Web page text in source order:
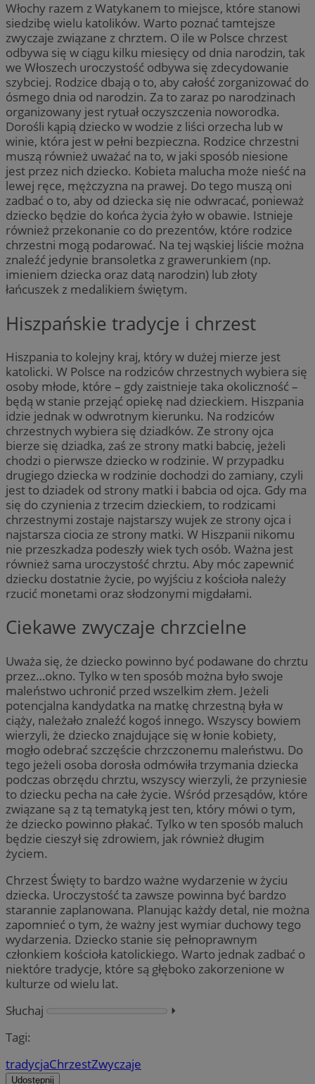
Włochy razem z Watykanem to miejsce, które stanowi
siedzibę wielu katolików. Warto poznać tamtejsze
zwyczaje związane z chrztem. O ile w Polsce chrzest
odbywa się w ciągu kilku miesięcy od dnia narodzin, tak
we Włoszech uroczystość odbywa się zdecydowanie
szybciej. Rodzice dbają o to, aby całość zorganizować do
ósmego dnia od narodzin. Za to zaraz po narodzinach
organizowany jest rytuał oczyszczenia noworodka.
Dorośli kąpią dziecko w wodzie z liści orzecha lub w
winie, która jest w pełni bezpieczna. Rodzice chrzestni
muszą również uważać na to, w jaki sposób niesione
jest przez nich dziecko. Kobieta malucha może nieść na
lewej ręce, mężczyzna na prawej. Do tego muszą oni
zadbać o to, aby od dziecka się nie odwracać, ponieważ
dziecko będzie do końca życia żyło w obawie. Istnieje
również przekonanie co do prezentów, które rodzice
chrzestni mogą podarować. Na tej wąskiej liście można
znaleźć jedynie bransoletka z grawerunkiem (np.
imieniem dziecka oraz datą narodzin) lub złoty
łańcuszek z medalikiem świętym.
Hiszpańskie tradycje i chrzest
Hiszpania to kolejny kraj, który w dużej mierze jest
katolicki. W Polsce na rodziców chrzestnych wybiera się
osoby młode, które – gdy zaistnieje taka okoliczność –
będą w stanie przejąć opiekę nad dzieckiem. Hiszpania
idzie jednak w odwrotnym kierunku. Na rodziców
chrzestnych wybiera się dziadków. Ze strony ojca
bierze się dziadka, zaś ze strony matki babcię, jeżeli
chodzi o pierwsze dziecko w rodzinie. W przypadku
drugiego dziecka w rodzinie dochodzi do zamiany, czyli
jest to dziadek od strony matki i babcia od ojca. Gdy ma
się do czynienia z trzecim dzieckiem, to rodzicami
chrzestnymi zostaje najstarszy wujek ze strony ojca i
najstarsza ciocia ze strony matki. W Hiszpanii nikomu
nie przeszkadza podeszły wiek tych osób. Ważna jest
również sama uroczystość chrztu. Aby móc zapewnić
dziecku dostatnie życie, po wyjściu z kościoła należy
rzucić monetami oraz słodzonymi migdałami.
Ciekawe zwyczaje chrzcielne
Uważa się, że dziecko powinno być podawane do chrztu
przez…okno. Tylko w ten sposób można było swoje
maleństwo uchronić przed wszelkim złem. Jeżeli
potencjalna kandydatka na matkę chrzestną była w
ciąży, należało znaleźć kogoś innego. Wszyscy bowiem
wierzyli, że dziecko znajdujące się w łonie kobiety,
mogło odebrać szczęście chrzczonemu maleństwu. Do
tego jeżeli osoba dorosła odmówiła trzymania dziecka
podczas obrzędu chrztu, wszyscy wierzyli, że przyniesie
to dziecku pecha na całe życie. Wśród przesądów, które
związane są z tą tematyką jest ten, który mówi o tym,
że dziecko powinno płakać. Tylko w ten sposób maluch
będzie cieszył się zdrowiem, jak również długim
życiem.
Chrzest Święty to bardzo ważne wydarzenie w życiu
dziecka. Uroczystość ta zawsze powinna być bardzo
starannie zaplanowana. Planując każdy detal, nie można
zapomnieć o tym, że ważny jest wymiar duchowy tego
wydarzenia. Dziecko stanie się pełnoprawnym
członkiem kościoła katolickiego. Warto jednak zadbać o
niektóre tradycje, które są głęboko zakorzenione w
kulturze od wielu lat.
Słuchaj
⏵︎
Tagi:
tradycjaChrzestZwyczaje
Udostępnij